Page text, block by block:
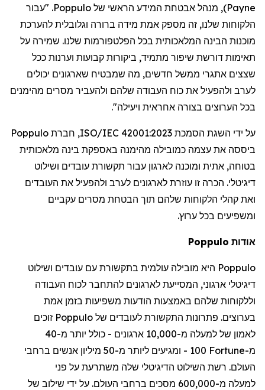
Payne
)
, מנהל אבטחת המידע הראשי של Poppulo
. "עבור
הלקוחות שלנו, זה מספק אמת מידה ברורה וגלובלית להערכת
מוכנות הבינה המלאכותית בכל הפלטפורמות שלנו. שמירה על
תאימות דורשת שיפור מתמיד, ביקורות קבועות וערנות ככל
שצצים אתגרי ממשל חדשים, מה שמבטיח שארגונים יכולים
לערב ולהפעיל את כוח העבודה שלהם ולהעביר מסרים מהימנים
בכל הערוצים בצורה אחראית ויעילה".
על ידי השגת הסמכת חברת Poppulo
ביססה את עצמה כמובילה מהימנה באספקת בינה מלאכותית
בטוחה, אתית ומוכנה לארגון עבור תקשורת עובדים ושילוט
דיגיטלי. הכרה זו עוזרת לארגונים לערב ולהפעיל את העובדים
ואת קהלי הלקוחות שלהם תוך הבטחת מסרים עקביים
ומשפיעים בכל ערוץ.
אודות Poppulo
Poppulo היא מובילה עולמית בתקשורת עם עובדים ושילוט
דיגיטלי ארגוני, המסייעת לארגונים להתחבר לכוח העבודה
וללקוחות שלהם באמצעות הודעות משפיעות בזמן אמת
בערוצים. פתרונות התקשורת לעובדים של Poppulo זוכים
לאמון של למעלה מ-10,000 ארגונים - כולל יותר
מ-40
מ-Fortune ומגיעים ליותר מ-50 מיליון אנשים ברחבי
העולם. רשת השילוט הדיגיטלי שלה משתרעת על פני
למעלה מ-600,000 מסכים ברחבי העולם. על ידי שילוב של